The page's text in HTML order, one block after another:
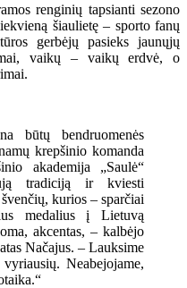
renginių tapsianti sezono
šiaulietę – sporto fanų
gerbėjų pasieks jaunųjų
vaikų – vaikų erdvė, o
būtų bendruomenės
krepšinio komanda
akademija „Saulė“
tradiciją ir kviesti
kurios – sparčiai
medalius į Lietuvą
akcentas, – kalbėjo
Načajus. – Lauksime
Neabejojame,